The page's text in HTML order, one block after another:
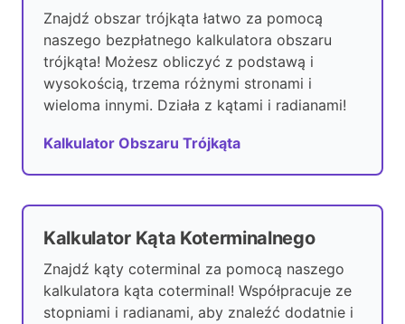
Znajdź obszar trójkąta łatwo za pomocą
naszego bezpłatnego kalkulatora obszaru
trójkąta! Możesz obliczyć z podstawą i
wysokością, trzema różnymi stronami i
wieloma innymi. Działa z kątami i radianami!
Kalkulator Obszaru Trójkąta
Kalkulator Kąta Koterminalnego
Znajdź kąty coterminal za pomocą naszego
kalkulatora kąta coterminal! Współpracuje ze
stopniami i radianami, aby znaleźć dodatnie i